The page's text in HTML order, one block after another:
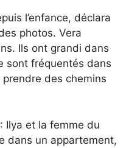
l’enfance, déclara
photos. Vera
Ils ont grandi dans
sont fréquentés dans
des chemins
Ilya et la femme du
dans un appartement,